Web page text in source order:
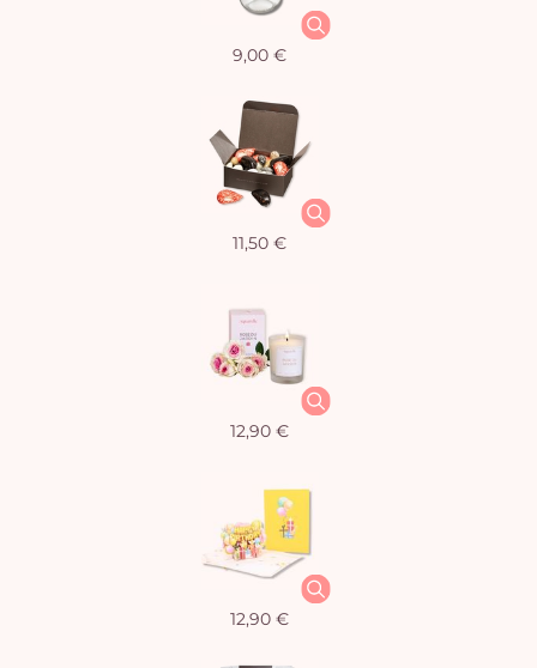
9,00 €
11,50 €
12,90 €
12,90 €